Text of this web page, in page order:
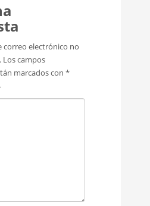
correo electrónico no
Los campos
marcados con *